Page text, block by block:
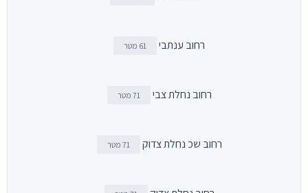
רחוב ענתבי 61 מטר
רחוב נחלת צבי 71 מטר
רחוב שכ נחלת צדוק 71 מטר